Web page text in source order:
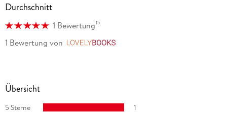
Durchschnitt
1 Bewertung15
1 Bewertung von
Übersicht
5 Sterne
1